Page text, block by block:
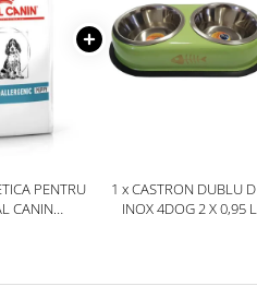
PENTRU
CANIN
1 x CASTRON DUBLU
INOX 4DOG 2 X 0,95 L